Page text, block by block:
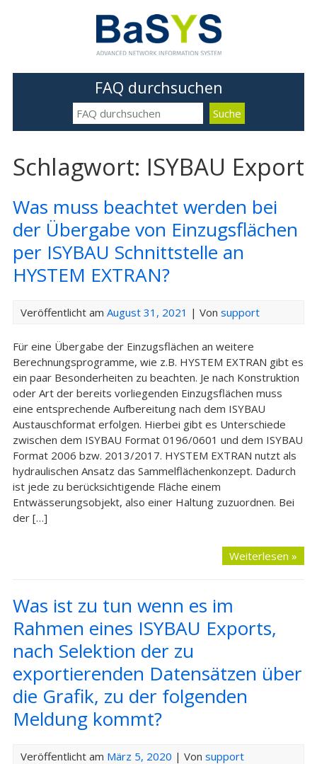
FAQ durchsuchen
Schlagwort: ISYBAU Export
Was muss beachtet werden bei
der Übergabe von Einzugsflächen
per ISYBAU Schnittstelle an
HYSTEM EXTRAN?
Veröffentlicht am August 31, 2021 | Von support
Für eine Übergabe der Einzugsflächen an weitere
Berechnungsprogramme, wie z.B. HYSTEM EXTRAN gibt es
ein paar Besonderheiten zu beachten. Je nach Konstruktion
oder Art der bereits vorliegenden Einzugsflächen muss
eine entsprechende Aufbereitung nach dem ISYBAU
Austauschformat erfolgen. Hierbei gibt es Unterschiede
zwischen dem ISYBAU Format 0196/0601 und dem ISYBAU
Format 2006 bzw. 2013/2017. HYSTEM EXTRAN nutzt als
hydraulischen Ansatz das Sammelflächenkonzept. Dadurch
ist jede zu berücksichtigende Fläche einem
Entwässerungsobjekt, also einer Haltung zuzuordnen. Bei
der […]
Weiterlesen »
Was ist zu tun wenn es im
Rahmen eines ISYBAU Exports,
nach Selektion der zu
exportierenden Datensätzen über
die Grafik, zu der folgenden
Meldung kommt?
Veröffentlicht am März 5, 2020 | Von support